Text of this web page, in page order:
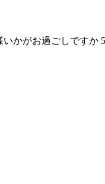
いかがお過ごしです